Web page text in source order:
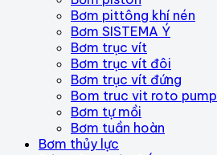
Bơm pittông khí nén
Bơm SISTEMA Ý
Bơm trục vít
Bơm trục vít đôi
Bơm trục vít đứng
Bom truc vit roto pump
Bơm tự mồi
Bơm tuần hoàn
Bơm thủy lực